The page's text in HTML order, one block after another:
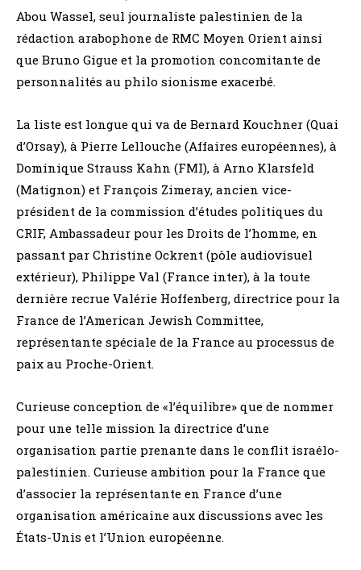
Abou Wassel, seul journaliste palestinien de la
rédaction arabophone de RMC Moyen Orient ainsi
que Bruno Gigue et la promotion concomitante de
personnalités au philo sionisme exacerbé.
La liste est longue qui va de Bernard Kouchner (Quai
d’Orsay), à Pierre Lellouche (Affaires européennes), à
Dominique Strauss Kahn (FMI), à Arno Klarsfeld
(Matignon) et François Zimeray, ancien vice-
président de la commission d’études politiques du
CRIF, Ambassadeur pour les Droits de l’homme, en
passant par Christine Ockrent (pôle audiovisuel
extérieur), Philippe Val (France inter), à la toute
dernière recrue Valérie Hoffenberg, directrice pour la
France de l’American Jewish Committee,
représentante spéciale de la France au processus de
paix au Proche-Orient.
Curieuse conception de «l’équilibre» que de nommer
pour une telle mission la directrice d’une
organisation partie prenante dans le conflit israélo-
palestinien. Curieuse ambition pour la France que
d’associer la représentante en France d’une
organisation américaine aux discussions avec les
États-Unis et l’Union européenne.